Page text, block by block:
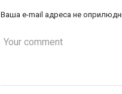
Ваша e-mail адреса не